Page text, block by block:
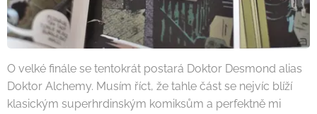
O velké finále se tentokrát postará Doktor Desmond alias
Doktor Alchemy. Musím říct, že tahle část se nejvíc blíží
klasickým superhrdinským komiksům a perfektně mi